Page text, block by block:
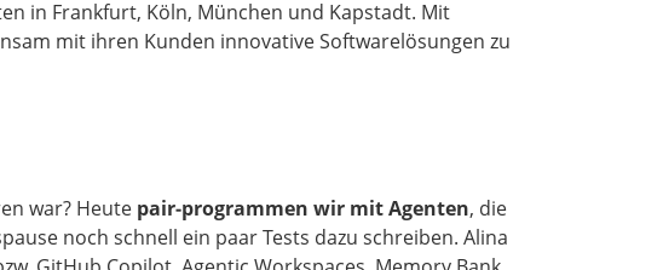
in Frankfurt, Köln, München und Kapstadt. Mit
mit ihren Kunden innovative Softwarelösungen zu
war? Heute pair‑programmen wir mit Agenten, die
noch schnell ein paar Tests dazu schreiben. Alina